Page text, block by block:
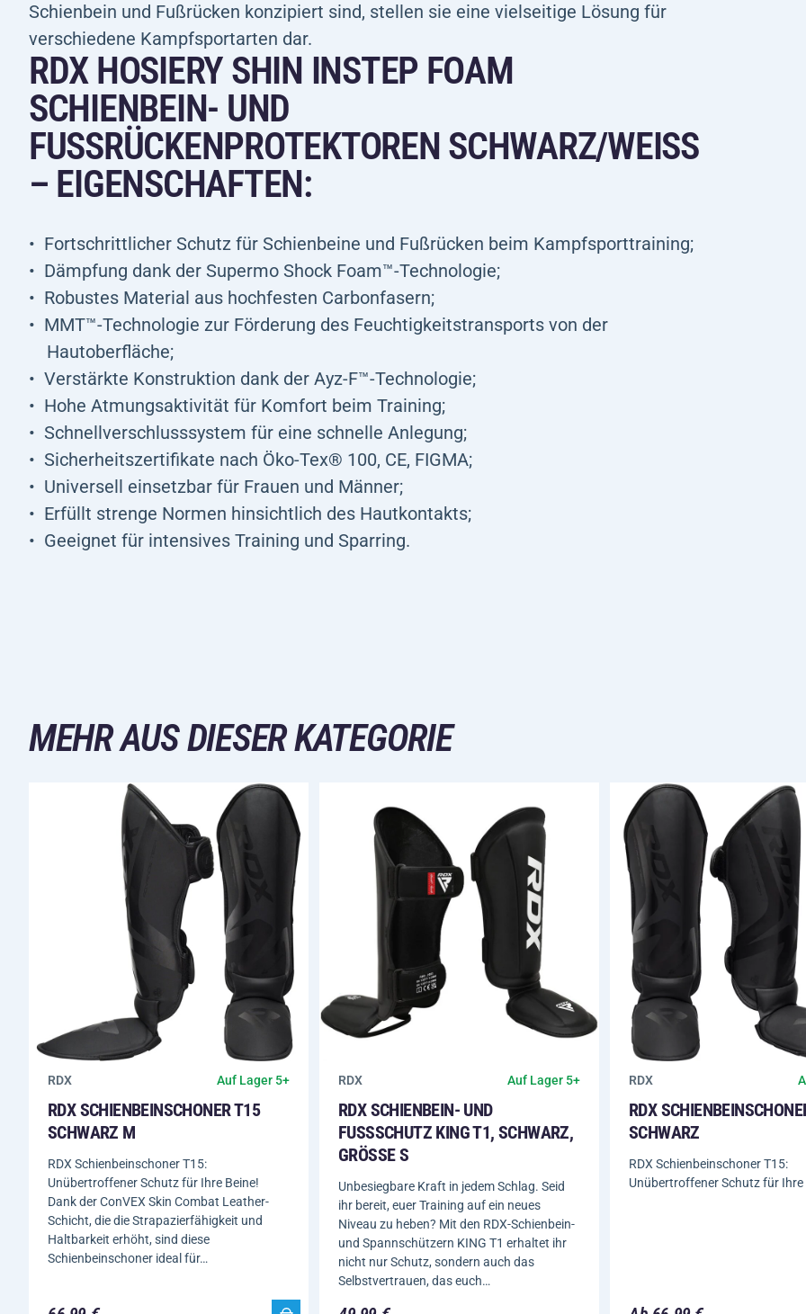
Schienbein und Fußrücken konzipiert sind, stellen sie eine vielseitige Lösung für
verschiedene Kampfsportarten dar.
RDX HOSIERY SHIN INSTEP FOAM
SCHIENBEIN- UND
FUSSRÜCKENPROTEKTOREN SCHWARZ/WEISS –
EIGENSCHAFTEN:
Fortschrittlicher Schutz für Schienbeine und Fußrücken beim Kampfsporttraining;
Dämpfung dank der Supermo Shock Foam™-Technologie;
Robustes Material aus hochfesten Carbonfasern;
MMT™-Technologie zur Förderung des Feuchtigkeitstransports von der
Hautoberfläche;
Verstärkte Konstruktion dank der Ayz-F™-Technologie;
Hohe Atmungsaktivität für Komfort beim Training;
Schnellverschlusssystem für eine schnelle Anlegung;
Sicherheitszertifikate nach Öko-Tex® 100, CE, FIGMA;
Universell einsetzbar für Frauen und Männer;
Erfüllt strenge Normen hinsichtlich des Hautkontakts;
Geeignet für intensives Training und Sparring.
MEHR AUS DIESER KATEGORIE
RDX Auf Lager 5+
RDX SCHIENBEINSCHONER T15
SCHWARZ M
RDX Schienbeinschoner T15:
Unübertroffener Schutz für Ihre Beine!
Dank der ConVEX Skin Combat Leather-
Schicht, die die Strapazierfähigkeit und
Haltbarkeit erhöht, sind diese
Schienbeinschoner ideal für…
RDX Auf Lager 5+
RDX SCHIENBEIN- UND
FUSSSCHUTZ KING T1, SCHWARZ, G
RÖSSE S
Unbesiegbare Kraft in jedem Schlag. Seid
ihr bereit, euer Training auf ein neues
Niveau zu heben? Mit den RDX-Schienbein-
und Spannschützern KING T1 erhaltet ihr
nicht nur Schutz, sondern auch das
Selbstvertrauen, das euch…
RDX
RDX
SCHWARZ
RDX Schienbeinschoner T15:
Unübertroffener Schutz für Ihre